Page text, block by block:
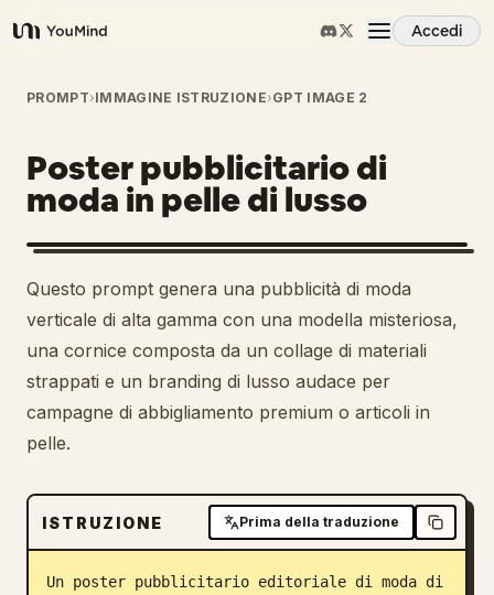
YouMind
Accedi
Panoramica
Casi d'uso
Abilità
Prompt
Prezzi
Scarica
Blog
PROMPT›IMMAGINE ISTRUZIONE›GPT IMAGE 2
Poster pubblicitario di
moda in pelle di lusso
Questo prompt genera una pubblicità di moda
verticale di alta gamma con una modella misteriosa,
una cornice composta da un collage di materiali
strappati e un branding di lusso audace per
campagne di abbigliamento premium o articoli in
pelle.
ISTRUZIONE Prima della traduzione
Un poster pubblicitario editoriale di moda di